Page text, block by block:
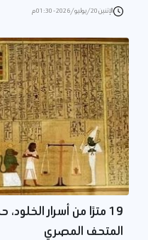
الإثنين 20/يوليو/2026 - 01:30 م
19 مترًا من أسرار
المتحف المصري